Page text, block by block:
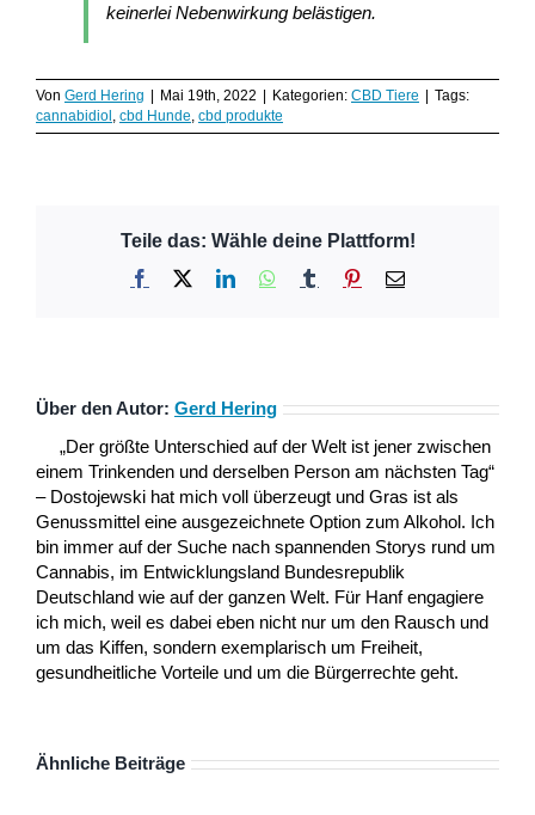
keinerlei Nebenwirkung belästigen.
Von Gerd Hering | Mai 19th, 2022 | Kategorien: CBD Tiere | Tags:
cannabidiol, cbd Hunde, cbd produkte
Teile das: Wähle deine Plattform!
Facebook LinkedInWhatsApp
Tumblr Pinterest
E-
Über den Autor: Gerd Hering
„Der größte Unterschied auf der Welt ist jener zwischen
einem Trinkenden und derselben Person am nächsten Tag“
– Dostojewski hat mich voll überzeugt und Gras ist als
Genussmittel eine ausgezeichnete Option zum Alkohol. Ich
bin immer auf der Suche nach spannenden Storys rund um
Cannabis, im Entwicklungsland Bundesrepublik
Deutschland wie auf der ganzen Welt. Für Hanf engagiere
ich mich, weil es dabei eben nicht nur um den Rausch und
um das Kiffen, sondern exemplarisch um Freiheit,
gesundheitliche Vorteile und um die Bürgerrechte geht.
Ähnliche Beiträge